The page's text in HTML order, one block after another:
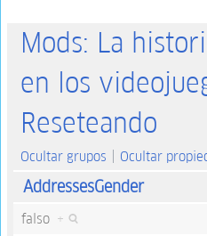
Mods: La
en los
Reseteando
Ocultar grupos Ocultar
AddressesGender
falso +